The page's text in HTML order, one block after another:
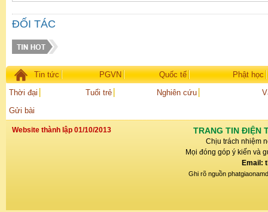
ĐỐI TÁC
Tin tức PGVN Quốc tế
Phật học
Thời đại
Tuổi trẻ Nghiên cứu
Gửi bài
Website thành lập 01/10/2013 TRANG TIN ĐIỆN
Chịu trách nhiệm
Mọi đóng góp ý kiến và
Email:
Ghi rõ nguồn